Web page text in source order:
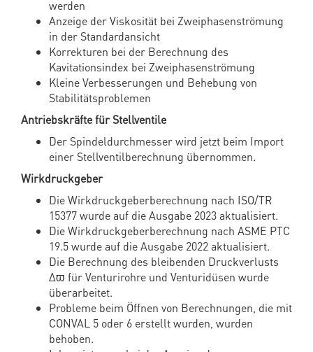
werden
Anzeige der Viskosität bei Zweiphasenströmung
in der Standardansicht
Korrekturen bei der Berechnung des
Kavitationsindex bei Zweiphasenströmung
Kleine Verbesserungen und Behebung von
Stabilitätsproblemen
Antriebskräfte für Stellventile
Der Spindeldurchmesser wird jetzt beim Import
einer Stellventilberechnung übernommen.
Wirkdruckgeber
Die Wirkdruckgeberberechnung nach ISO/TR
15377 wurde auf die Ausgabe 2023 aktualisiert.
Die Wirkdruckgeberberechnung nach ASME PTC
19.5 wurde auf die Ausgabe 2022 aktualisiert.
Die Berechnung des bleibenden Druckverlusts
Δϖ für Venturirohre und Venturidüsen wurde
überarbeitet.
Probleme beim Öffnen von Berechnungen, die mit
CONVAL 5 oder 6 erstellt wurden, wurden
behoben.